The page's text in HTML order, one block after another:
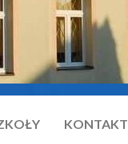
KONTAKT